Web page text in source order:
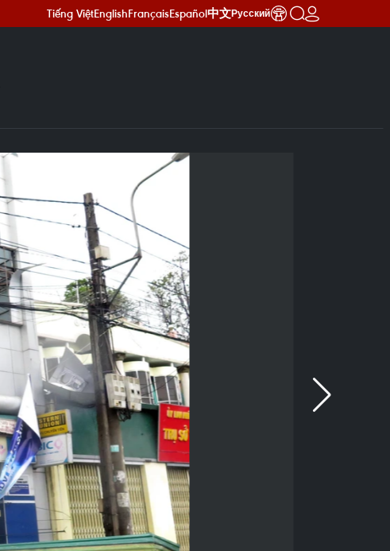
Tiếng ViệtEnglishFrançaisEspañol中文Русский